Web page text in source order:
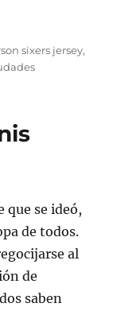
sixers jersey,
que se ideó,
de todos.
al
de
saben